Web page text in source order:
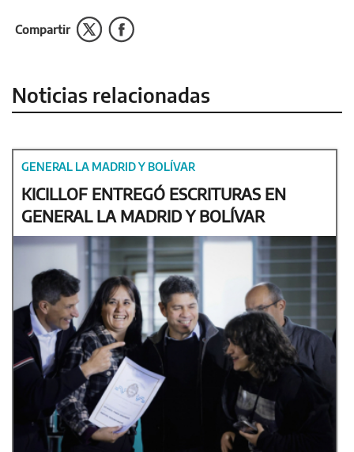
Compartir
Noticias relacionadas
GENERAL LA MADRID Y BOLÍVAR
KICILLOF ENTREGÓ ESCRITURAS EN
GENERAL LA MADRID Y BOLÍVAR